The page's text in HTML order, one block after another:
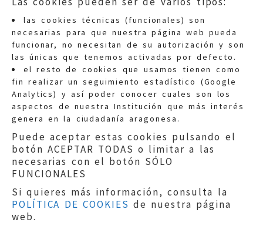
las cookies técnicas (funcionales) son
necesarias para que nuestra página web pueda
funcionar, no necesitan de su autorización y son
las únicas que tenemos activadas por defecto.
el resto de cookies que usamos tienen como
fin realizar un seguimiento estadístico (Google
Analytics) y así poder conocer cuales son los
aspectos de nuestra Institución que más interés
genera en la ciudadanía aragonesa.
Puede aceptar estas cookies pulsando el
botón ACEPTAR TODAS o limitar a las
necesarias con el botón SÓLO
FUNCIONALES
Si quieres más información, consulta la
POLÍTICA DE COOKIES de nuestra página
web.
Quejas:quejas@eljusticiadearagon.es
Información general:
informacion@eljusticiadearagon.es
Teléfonos:900 210 210/
Aviso legal|Política de privacidad|
Protección de Datos